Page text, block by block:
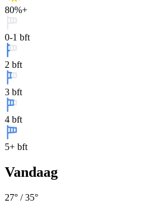
80%+
0-1 bft
2 bft
3 bft
4 bft
5+ bft
Vandaag
27° /35°